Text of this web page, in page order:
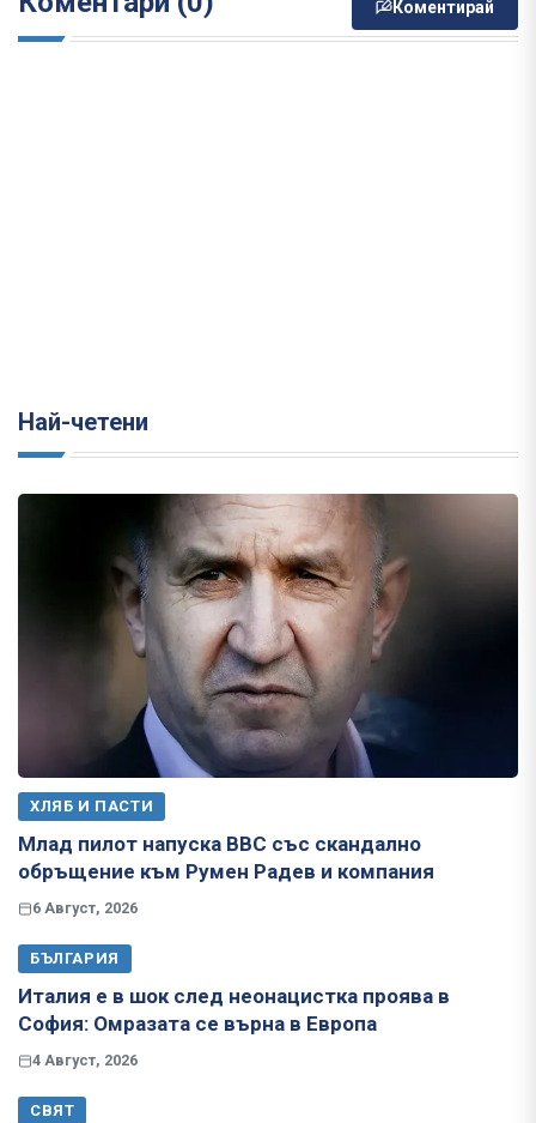
Коментирай
Най-четени
ХЛЯБ И ПАСТИ
Млад пилот напуска ВВС със скандално
обръщение към Румен Радев и компания
6 Август, 2026
БЪЛГАРИЯ
Италия е в шок след неонацистка проява в
София: Омразата се върна в Европа
4 Август, 2026
СВЯТ